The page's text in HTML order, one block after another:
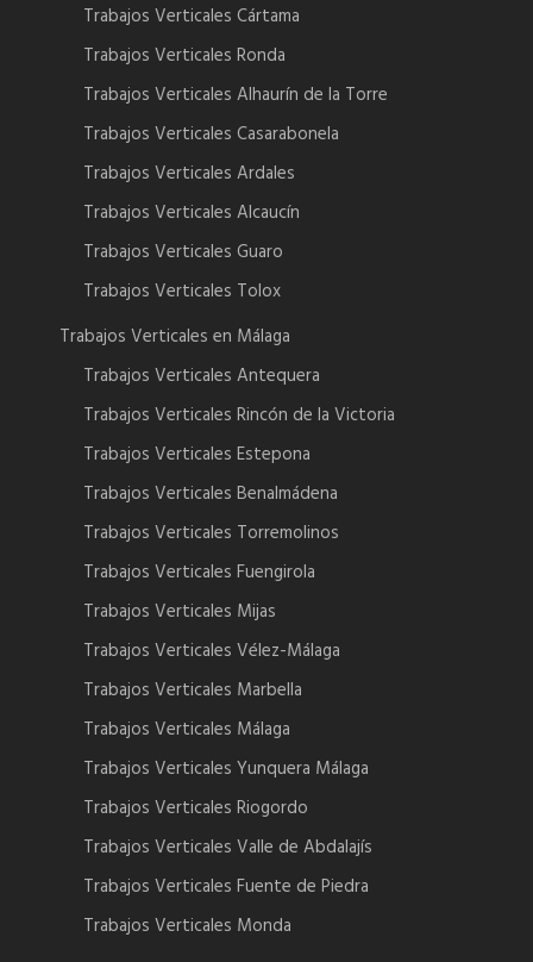
Trabajos Verticales Cártama
Trabajos Verticales Ronda
Trabajos Verticales Alhaurín de la Torre
Trabajos Verticales Casarabonela
Trabajos Verticales Ardales
Trabajos Verticales Alcaucín
Trabajos Verticales Guaro
Trabajos Verticales Tolox
Trabajos Verticales en Málaga
Trabajos Verticales Antequera
Trabajos Verticales Rincón de la Victoria
Trabajos Verticales Estepona
Trabajos Verticales Benalmádena
Trabajos Verticales Torremolinos
Trabajos Verticales Fuengirola
Trabajos Verticales Mijas
Trabajos Verticales Vélez-Málaga
Trabajos Verticales Marbella
Trabajos Verticales Málaga
Trabajos Verticales Yunquera Málaga
Trabajos Verticales Riogordo
Trabajos Verticales Valle de Abdalajís
Trabajos Verticales Fuente de Piedra
Trabajos Verticales Monda